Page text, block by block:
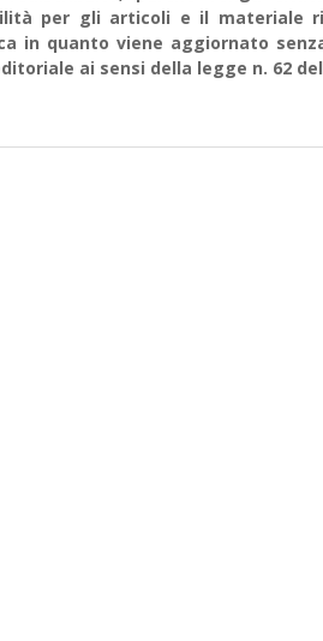
per gli articoli e il materiale
in quanto viene aggiornato
ai sensi della legge n. 62 del